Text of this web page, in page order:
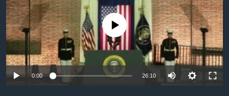
Learning English
СОЦИАЛЬНЫЕ СЕТИ
No media source currently available
0:00 26:10